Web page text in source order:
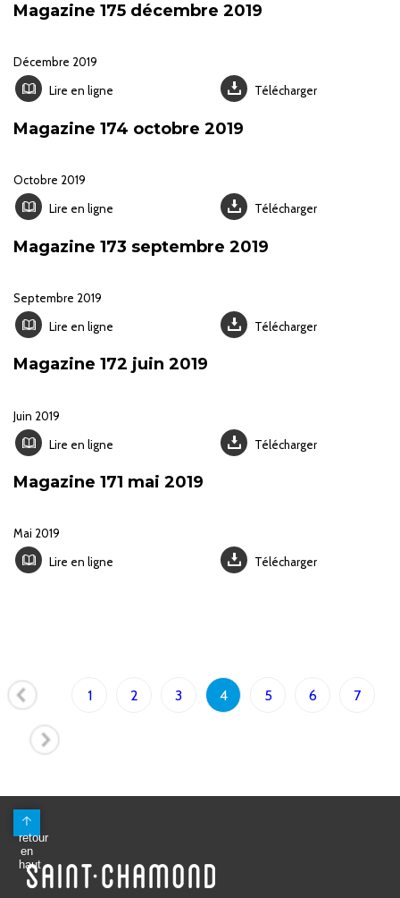
Magazine 175 décembre 2019
Décembre 2019
Lire en ligne
Télécharger
Magazine 174 octobre 2019
Octobre 2019
Lire en ligne
Télécharger
Magazine 173 septembre 2019
Septembre 2019
Lire en ligne
Télécharger
Magazine 172 juin 2019
Juin 2019
Lire en ligne
Télécharger
Magazine 171 mai 2019
Mai 2019
Lire en ligne
Télécharger
Page
1 2 3 4 5 6 7
Page
Mairie